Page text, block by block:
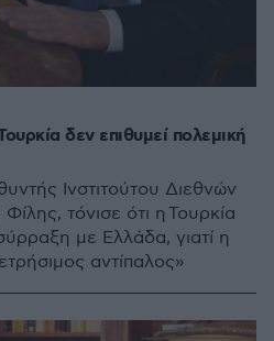
δεν επιθυμεί πολεμική
Ινστιτούτου Διεθνών
τόνισε ότι η Τουρκία
με Ελλάδα, γιατί η
αντίπαλος»